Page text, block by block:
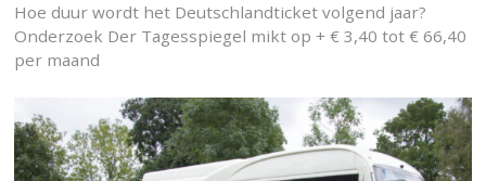
Hoe duur wordt het Deutschlandticket volgend jaar?
Onderzoek Der Tagesspiegel mikt op + € 3,40 tot € 66,40
per maand